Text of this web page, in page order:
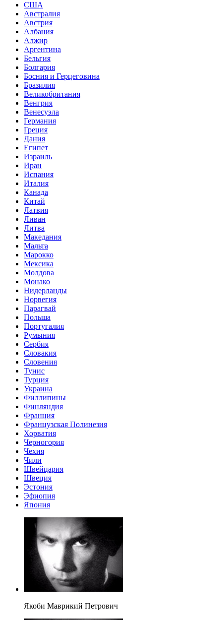
США
Австралия
Австрия
Албания
Алжир
Аргентина
Бельгия
Болгария
Босния и Герцеговина
Бразилия
Великобритания
Венгрия
Венесуэла
Германия
Греция
Дания
Египет
Израиль
Иран
Испания
Италия
Канада
Китай
Латвия
Ливан
Литва
Македания
Мальта
Марокко
Мексика
Молдова
Монако
Нидерланды
Норвегия
Парагвай
Польша
Португалия
Румыния
Сербия
Словакия
Словения
Тунис
Турция
Украина
Филлипины
Финляндия
Франция
Французская Полинезия
Хорватия
Черногория
Чехия
Чили
Швейцария
Швеция
Эстония
Эфиопия
Япония
Якоби Маврикий Петрович